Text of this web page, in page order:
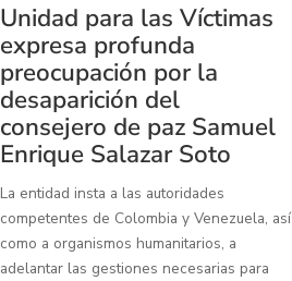
Unidad para las Víctimas
expresa profunda
preocupación por la
desaparición del
consejero de paz Samuel
Enrique Salazar Soto
La entidad insta a las autoridades
competentes de Colombia y Venezuela, así
como a organismos humanitarios, a
adelantar las gestiones necesarias para